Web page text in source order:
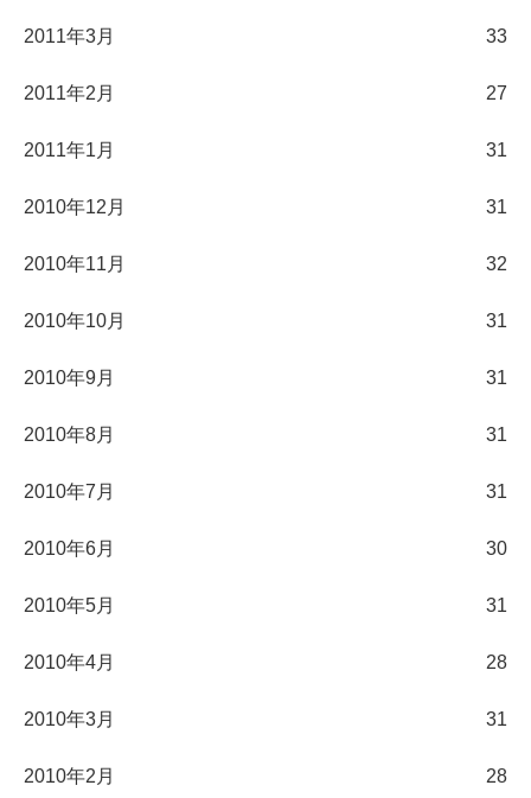
2011年3月 33
2011年2月 27
2011年1月 31
2010年12月 31
2010年11月 32
2010年10月 31
2010年9月 31
2010年8月 31
2010年7月 31
2010年6月 30
2010年5月 31
2010年4月 28
2010年3月 31
2010年2月 28